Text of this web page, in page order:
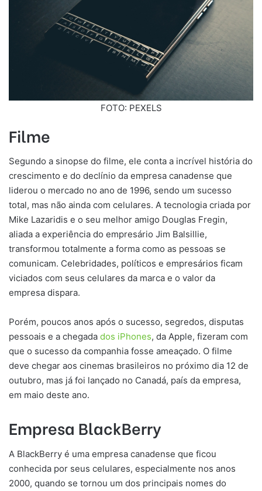
FOTO: PEXELS
Filme
Segundo a sinopse do filme, ele conta a incrível história do
crescimento e do declínio da empresa canadense que
liderou o mercado no ano de 1996, sendo um sucesso
total, mas não ainda com celulares. A tecnologia criada por
Mike Lazaridis e o seu melhor amigo Douglas Fregin,
aliada a experiência do empresário Jim Balsillie,
transformou totalmente a forma como as pessoas se
comunicam. Celebridades, políticos e empresários ficam
viciados com seus celulares da marca e o valor da
empresa dispara.
Porém, poucos anos após o sucesso, segredos, disputas
pessoais e a chegada dos iPhones, da Apple, fizeram com
que o sucesso da companhia fosse ameaçado. O filme
deve chegar aos cinemas brasileiros no próximo dia 12 de
outubro, mas já foi lançado no Canadá, país da empresa,
em maio deste ano.
Empresa BlackBerry
A BlackBerry é uma empresa canadense que ficou
conhecida por seus celulares, especialmente nos anos
2000, quando se tornou um dos principais nomes do